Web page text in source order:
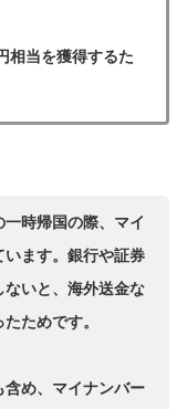
相当を獲得するた
時帰国の際、マイ
ます。銀行や証券
いと、海外送金な
ためです。
め、マイナンバー